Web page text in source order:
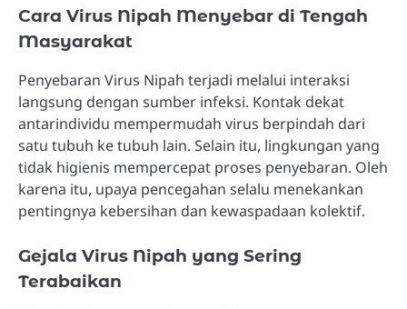
Cara Virus Nipah Menyebar di Tengah
Masyarakat
Penyebaran Virus Nipah terjadi melalui interaksi
langsung dengan sumber infeksi. Kontak dekat
antarindividu mempermudah virus berpindah dari
satu tubuh ke tubuh lain. Selain itu, lingkungan yang
tidak higienis mempercepat proses penyebaran. Oleh
karena itu, upaya pencegahan selalu menekankan
pentingnya kebersihan dan kewaspadaan kolektif.
Gejala Virus Nipah yang Sering
Terabaikan